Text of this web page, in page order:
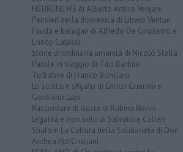
NEURONEWS di Alberto Arturo Vergani
Pensieri della domenica di Libero Venturi
Fauda e balagan di Alfredo De Girolamo e
Enrico Catassi
Storie di ordinaria umanità di Nicolò Stella
Parole in viaggio di Tito Barbini
Turbative di Franco Bonciani
Lo scrittore sfigato di Enrico Guerrini e
Gordiano Lupi
Raccontare di Gusto di Rubina Rovini
Legalità e non solo di Salvatore Calleri
Shalom La Cultura della Solidarietà di Don
Andrea Pio Cristiani